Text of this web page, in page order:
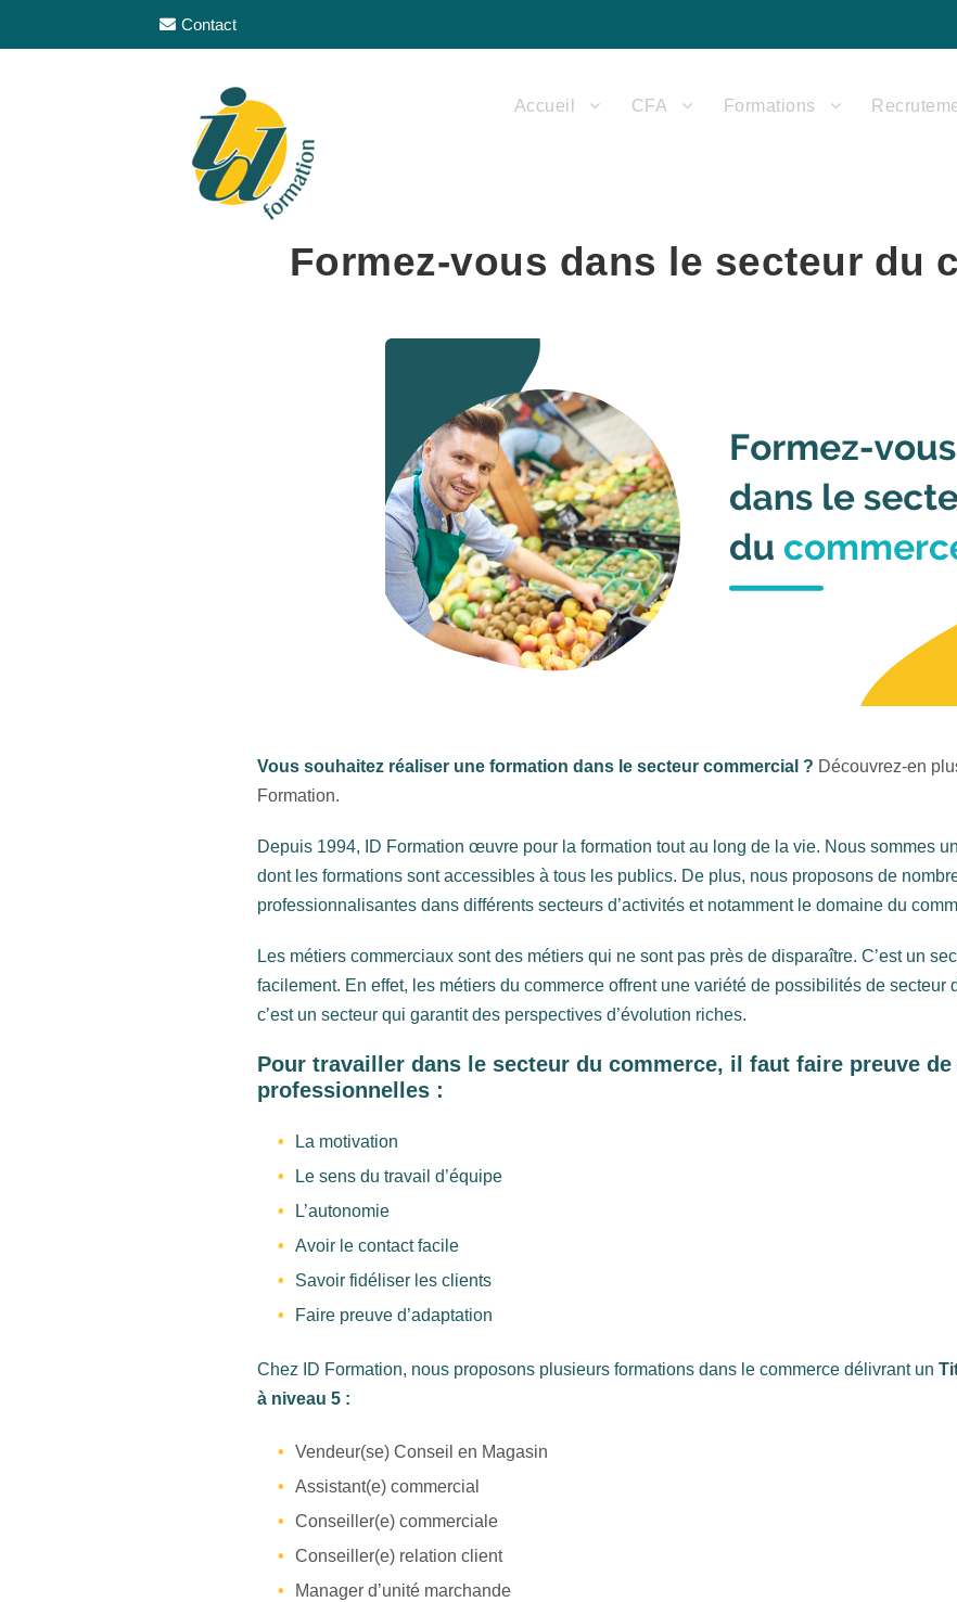
Contact
Accueil CFA Formations
Formez-vous dans le secteur du
Vous souhaitez réaliser une formation dans le secteur commercial ? Découvrez-en
Formation.
Depuis 1994, ID Formation œuvre pour la formation tout au long de la vie. Nous sommes
dont les formations sont accessibles à tous les publics. De plus, nous proposons de
professionnalisantes dans différents secteurs d’activités et notamment le domaine du
Les métiers commerciaux sont des métiers qui ne sont pas près de disparaître. C’est un
facilement. En effet, les métiers du commerce offrent une variété de possibilités de secteur
c’est un secteur qui garantit des perspectives d’évolution riches.
Pour travailler dans le secteur du commerce, il faut faire preuve
professionnelles :
La motivation
Le sens du travail d’équipe
L’autonomie
Avoir le contact facile
Savoir fidéliser les clients
Faire preuve d’adaptation
Chez ID Formation, nous proposons plusieurs formations dans le commerce délivrant un
à niveau 5 :
Vendeur(se) Conseil en Magasin
Assistant(e) commercial
Conseiller(e) commerciale
Conseiller(e) relation client
Manager d’unité marchande